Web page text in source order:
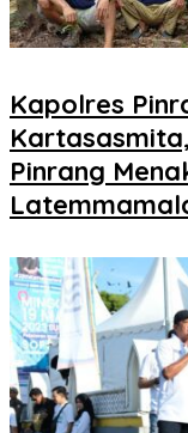
Kapolres
Pinrang